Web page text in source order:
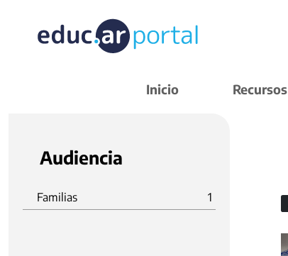
Inicio Recursos
Audiencia
Familias 1